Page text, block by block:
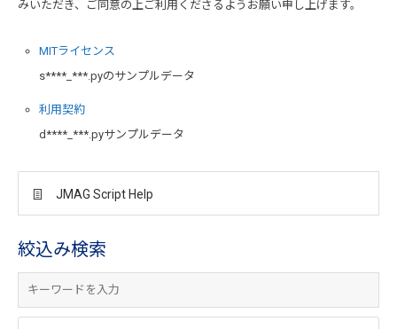
みいただき、ご同意の上ご利用くださるようお願い申し上げます。
MITライセンス
s****_***.pyのサンプルデータ
利用契約
d****_***.pyサンプルデータ
JMAG Script Help
絞込み検索